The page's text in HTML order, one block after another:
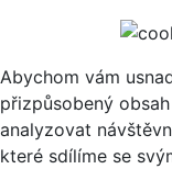
Abychom vám
přizpůsobený
analyzovat
které sdílíme se